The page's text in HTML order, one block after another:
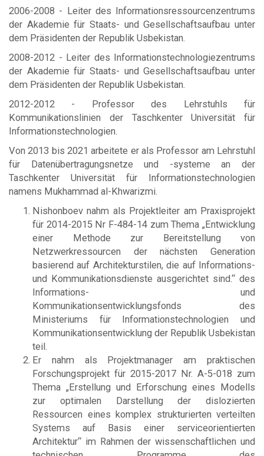
2006-2008 - Leiter des Informationsressourcenzentrums
der Akademie für Staats- und Gesellschaftsaufbau unter
dem Präsidenten der Republik Usbekistan.
2008-2012 - Leiter des Informationstechnologiezentrums
der Akademie für Staats- und Gesellschaftsaufbau unter
dem Präsidenten der Republik Usbekistan.
2012-2012 - Professor des Lehrstuhls für
Kommunikationslinien der Taschkenter Universität für
Informationstechnologien.
Von 2013 bis 2021 arbeitete er als Professor am Lehrstuhl
für Datenübertragungsnetze und -systeme an der
Taschkenter Universität für Informationstechnologien
namens Mukhammad al-Khwarizmi.
Nishonboev nahm als Projektleiter am Praxisprojekt
für 2014-2015 Nr F-484-14 zum Thema „Entwicklung
einer Methode zur Bereitstellung von
Netzwerkressourcen der nächsten Generation
basierend auf Architekturstilen, die auf Informations-
und Kommunikationsdienste ausgerichtet sind.“ des
Informations- und
Kommunikationsentwicklungsfonds des
Ministeriums für Informationstechnologien und
Kommunikationsentwicklung der Republik Usbekistan
teil.
Er nahm als Projektmanager am praktischen
Forschungsprojekt für 2015-2017 Nr. A-5-018 zum
Thema „Erstellung und Erforschung eines Modells
zur optimalen Darstellung der dislozierten
Ressourcen eines komplex strukturierten verteilten
Systems auf Basis einer serviceorientierten
Architektur“ im Rahmen der wissenschaftlichen und